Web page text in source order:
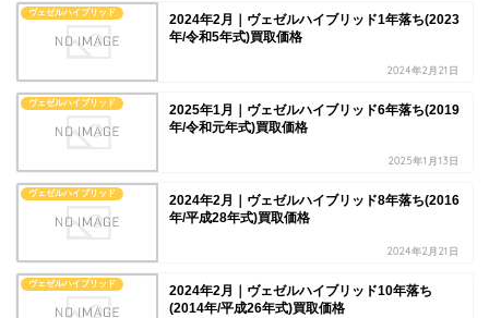
ヴェゼルハイブリッド
2024年2月｜ヴェゼルハイブリッド1年落ち(2023
年/令和5年式)買取価格
2024年2月21日
ヴェゼルハイブリッド
2025年1月｜ヴェゼルハイブリッド6年落ち(2019
年/令和元年式)買取価格
2025年1月13日
ヴェゼルハイブリッド
2024年2月｜ヴェゼルハイブリッド8年落ち(2016
年/平成28年式)買取価格
2024年2月21日
ヴェゼルハイブリッド
2024年2月｜ヴェゼルハイブリッド10年落ち
(2014年/平成26年式)買取価格